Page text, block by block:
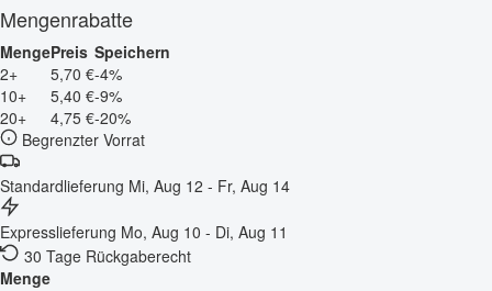
Mengenrabatte
MengePreis Speichern
2+
5,70 €-4%
10+
5,40 €-9%
20+
4,75 €-20%
Begrenzter Vorrat
Standardlieferung Mi, Aug 12 - Fr, Aug 14
Expresslieferung Mo, Aug 10 - Di, Aug 11
30 Tage Rückgaberecht
Menge